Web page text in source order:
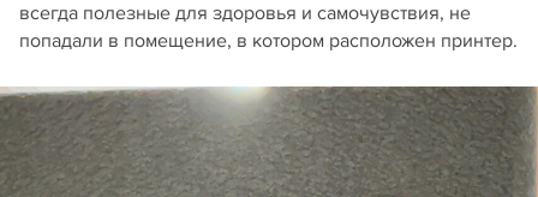
всегда полезные для здоровья и самочувствия, не
попадали в помещение, в котором расположен принтер.